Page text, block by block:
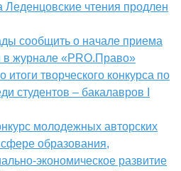
Леденцовские чтения продлен
сообщить о начале приема
в журнале «PRO.Право»
творческого конкурса по
студентов – бакалавров I
молодежных авторских
образования,
экономическое развитие